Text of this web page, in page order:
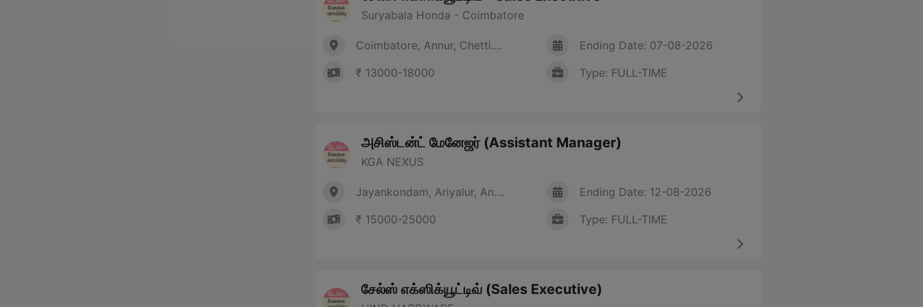
Suryabala Honda - Coimbatore
Coimbatore, Annur, Chetti....
₹ 13000-18000
Ending Date: 07-08-2026
Type: FULL-TIME
அசிஸ்டன்ட் மேனேஜர் (Assistant Manager)
KGA NEXUS
Jayankondam, Ariyalur, An....
₹ 15000-25000
Ending Date: 12-08-2026
Type: FULL-TIME
சேல்ஸ் எக்ஸிக்யூட்டிவ் (Sales Executive)